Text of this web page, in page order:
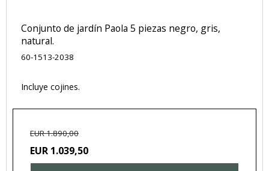
Conjunto de jardín Paola 5 piezas negro, gris,
natural.
60-1513-2038
Incluye cojines.
EUR 1.890,00
EUR 1.039,50